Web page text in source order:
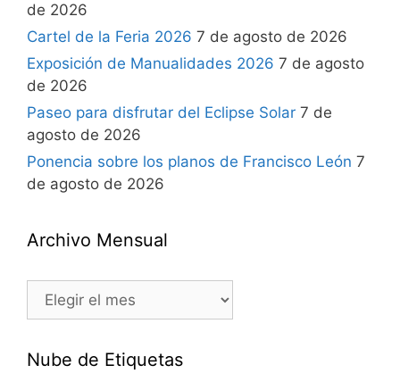
de 2026
Cartel de la Feria 2026 7 de agosto de 2026
Exposición de Manualidades 2026 7 de agosto
de 2026
Paseo para disfrutar del Eclipse Solar 7 de
agosto de 2026
Ponencia sobre los planos de Francisco León 7
de agosto de 2026
Archivo Mensual
Nube de Etiquetas